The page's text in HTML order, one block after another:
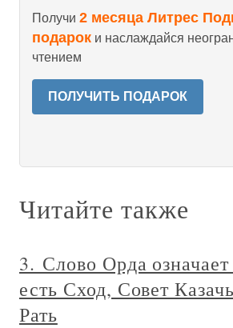
Получи 2 месяца Литрес
подарок и наслаждайся
чтением
ПОЛУЧИТЬ ПОДАРОК
Читайте также
3. Слово Орда
есть Сход, Совет
Рать